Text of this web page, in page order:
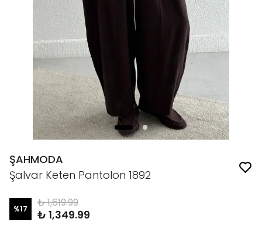
ŞAHMODA
Şalvar Keten Pantolon 1892
%17 ₺ 1,619.99
₺ 1,349.99